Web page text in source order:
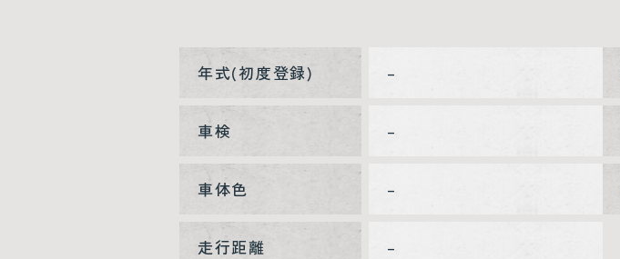
年式(初度登録) –
車検 –
車体色 –
走行距離 –